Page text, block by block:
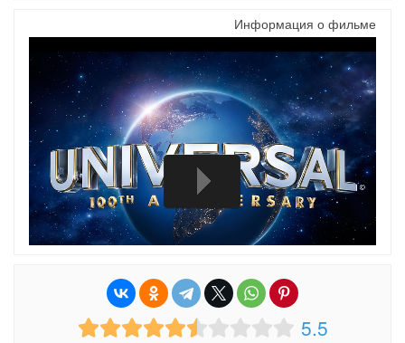
Информация о фильме
5.5